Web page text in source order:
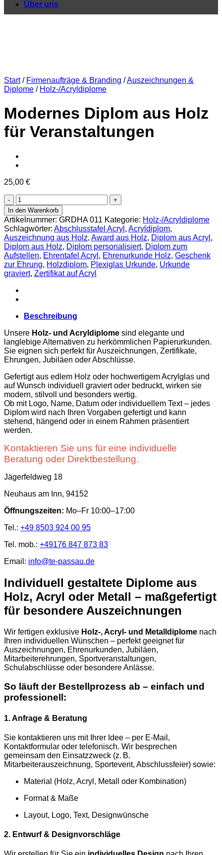
Über uns
Start / Firmenaufträge & Branding /Auszeichnungen &
Diplome / Holz-/Acryldiplome
Modernes Diplom aus Holz
für Veranstaltungen
25,00 €
Modernes
Diplom
aus
Holz
für
Veranstaltungen
Menge
In den Warenkorb
Artikelnummer: GRDHA 011 Kategorie: Holz-/Acryldiplome
Schlagwörter: Abschlusstafel Acryl , Acryldiplom,
Auszeichnung aus Holz, Award aus Holz, Diplom aus Acryl ,
Diplom aus Holz, Diplom personalisiert, Diplom zum
Aufstellen, Ehrentafel Acryl , Ehrenurkunde Holz, Geschenk
zur Ehrung, Holzdiplom, Plexiglas Urkunde, Urkunde
graviert, Zertifikat auf Acryl
Beschreibung
Unsere Holz- und Acryldiplome sind elegante und
langlebige Alternativen zu herkömmlichen Papierurkunden.
Sie eignen sich perfekt für Auszeichnungen, Zertifikate,
Ehrungen, Jubiläen oder Abschlüsse.
Gefertigt aus edlem Holz oder hochwertigem Acrylglas und
auf Wunsch individuell graviert oder bedruckt, wirken sie
modern, stilvoll und besonders wertig.
Ob mit Logo, Name, Datum oder individuellem Text – jedes
Diplom wird nach Ihren Vorgaben gefertigt und kann
stehend, hängend oder in einem Rahmen präsentiert
werden.
Kontaktieren Sie uns für eine individuelle
Beratung oder Direktbestellung.
Jägerfeldweg 18
Neuhaus am Inn, 94152
Öffnungszeiten: Mo–Fr 10:00–17:00
Tel.: +49 8503 924 00 95
Tel. mob.: +49176 847 873 83
Email: info@te-passau.de
Individuell gestaltete Diplome aus
Holz, Acryl oder Metall – maßgefertigt
für besondere Auszeichnungen
Wir fertigen exklusive Holz-, Acryl- und Metalldiplome nach
Ihren individuellen Wünschen – perfekt geeignet für
Auszeichnungen, Ehrenurkunden, Jubiläen,
Mitarbeiterehrungen, Sportveranstaltungen,
Schulabschlüsse oder besondere Anlässe.
So läuft der Bestellprozess ab – einfach und
professionell:
1. Anfrage & Beratung
Sie kontaktieren uns mit Ihrer Idee – per E-Mail,
Kontaktformular oder telefonisch. Wir besprechen
gemeinsam den Einsatzzweck (z. B.
Mitarbeiterauszeichnung, Sportevent, Abschlussfeier) sowie:
Material (Holz, Acryl, Metall oder Kombination)
Format & Maße
Layout, Logo, Text, Designwünsche
2. Entwurf & Designvorschläge